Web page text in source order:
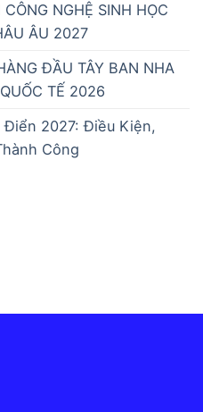
NGHỆ SINH HỌC
ÂU 2027
ĐẦU TÂY BAN NHA
TẾ 2026
Điển 2027: Điều Kiện,
Công